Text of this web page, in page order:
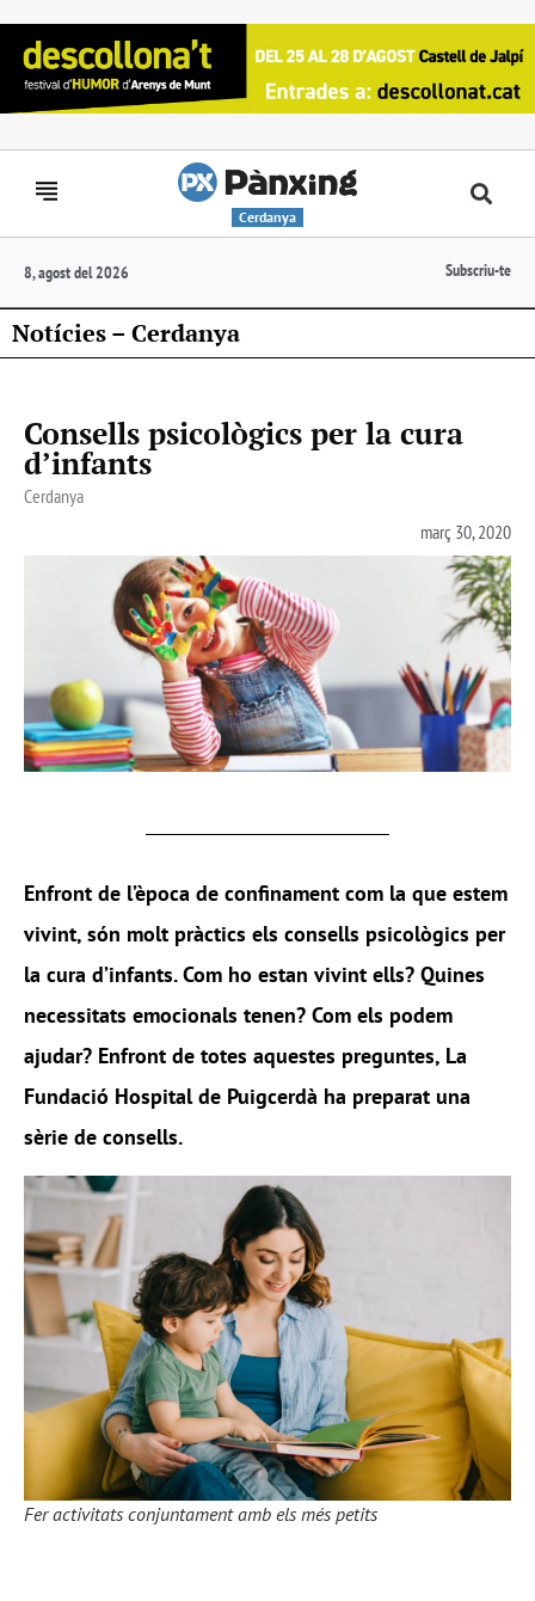
Cerdanya
8, agost del 2026 Subscriu-te
Notícies – Cerdanya
Consells psicològics per la cura
d’infants
Cerdanya
març 30, 2020
Enfront de l’època de confinament com la que estem
vivint, són molt pràctics els consells psicològics per
la cura d’infants. Com ho estan vivint ells? Quines
necessitats emocionals tenen? Com els podem
ajudar? Enfront de totes aquestes preguntes, La
Fundació Hospital de Puigcerdà ha preparat una
sèrie de consells.
Fer activitats conjuntament amb els més petits